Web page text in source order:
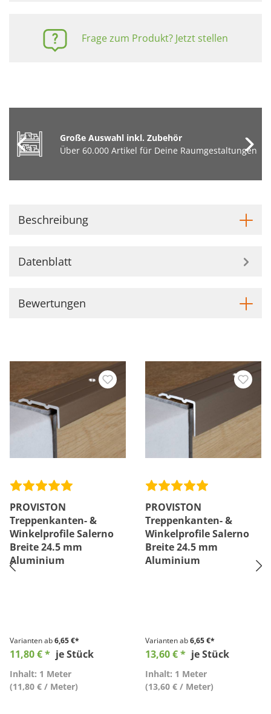
Frage zum Produkt? Jetzt stellen
Große Auswahl inkl. Zubehör
Über 60.000 Artikel für Deine Raumgestaltungen
Beschreibung
Datenblatt
Bewertungen
PROVISTON
Treppenkanten- &
Winkelprofile Salerno
Breite 24.5 mm
Aluminium
Varianten ab6,65 €*
11,80 € * je Stück
Inhalt: 1 Meter
(11,80 € / Meter)
PROVISTON
Treppenkanten- &
Winkelprofile Salerno
Breite 24.5 mm
Aluminium
Varianten ab6,65 €*
13,60 € * je Stück
Inhalt: 1 Meter
(13,60 € / Meter)